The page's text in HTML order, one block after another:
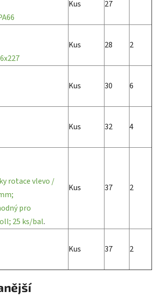
Kus 27
Kus 28 2
Kus 30 6
Kus 32 4
rotace vlevo /
pro
25 ks/bal.
Kus 37 2
Kus 37 2